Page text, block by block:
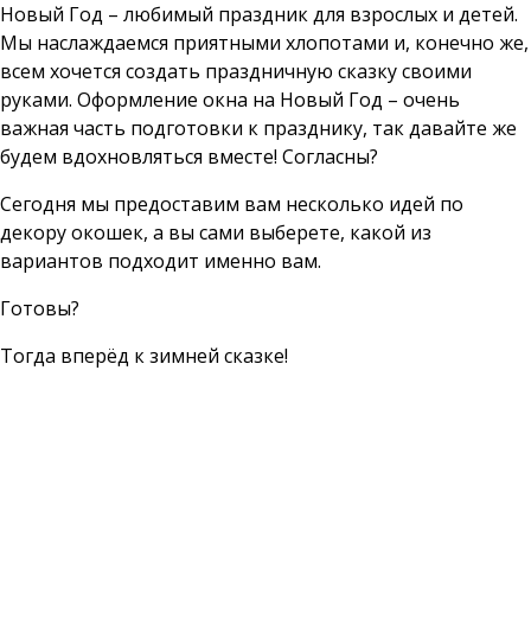
Новый Год – любимый праздник для взрослых и детей.
Мы наслаждаемся приятными хлопотами и, конечно же,
всем хочется создать праздничную сказку своими
руками. Оформление окна на Новый Год – очень
важная часть подготовки к празднику, так давайте же
будем вдохновляться вместе! Согласны?
Сегодня мы предоставим вам несколько идей по
декору окошек, а вы сами выберете, какой из
вариантов подходит именно вам.
Готовы?
Тогда вперёд к зимней сказке!